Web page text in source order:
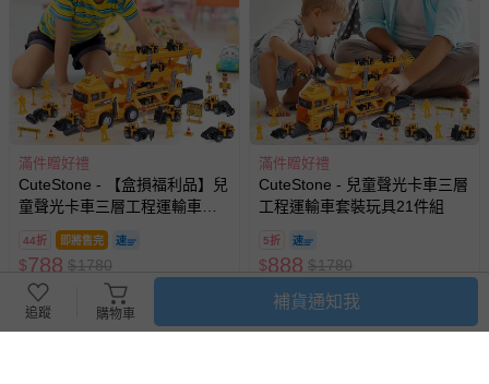
滿件贈好禮
CuteStone - 【盒損福利品】兒
童聲光卡車三層工程運輸車套
裝玩具21件組
44折 即將售完
$788 $1780
已售出 13
滿件贈好禮
CuteStone - 兒童聲光卡車三層
工程運輸車套裝玩具21件組
5折
$888 $1780
已售出 5
追蹤 購物車
補貨通知我